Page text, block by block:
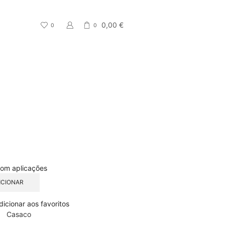
0 0 0,00 €
aos favoritos
Casaco